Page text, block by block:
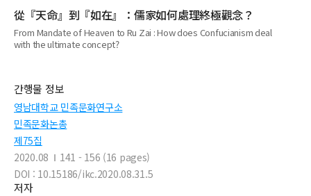
從『天命』到『如在』：儒家如何處理終極觀念？
From Mandate of Heaven to Ru Zai : How does Confucianism deal
with the ultimate concept?
간행물 정보
영남대학교 민족문화연구소
민족문화논총
제75집
2020.08
141 - 156 (16 pages)
DOI : 10.15186/ikc.2020.08.31.5
저자